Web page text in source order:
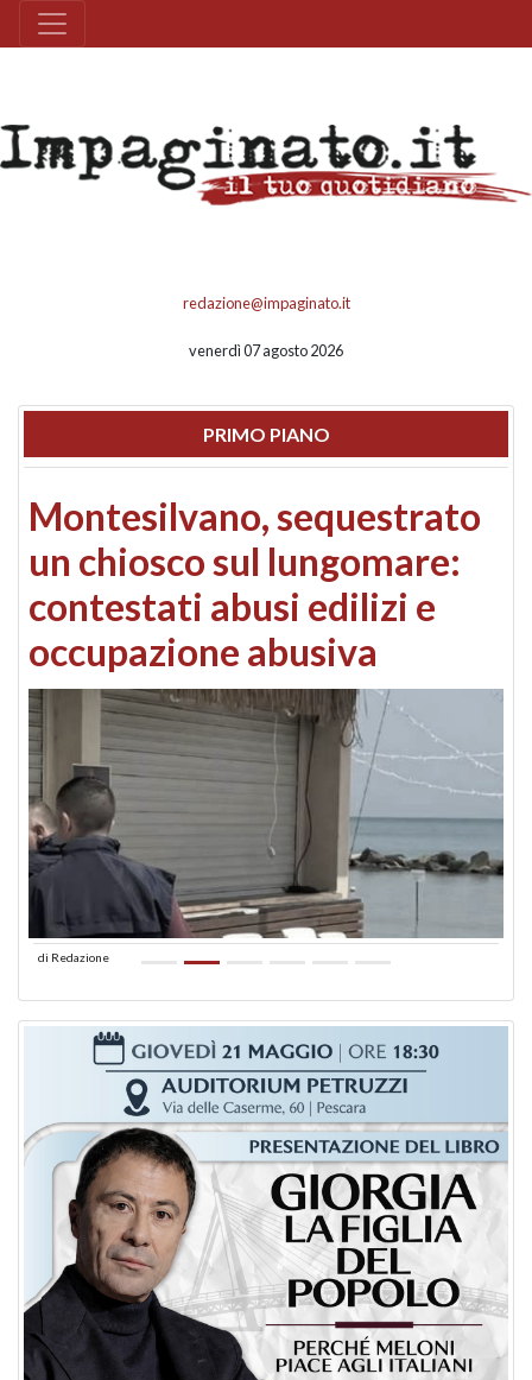
redazione@impaginato.it
venerdì 07 agosto 2026
PRIMO PIANO
Montesilvano, sequestrato
un chiosco sul lungomare:
contestati abusi edilizi e
occupazione abusiva
di Redazione